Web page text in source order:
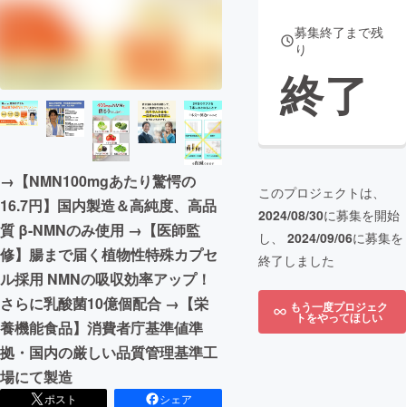
→︎【NMN100mgあたり驚愕の
16.7円】国内製造＆高純度、高品
質 β-NMNのみ使用 →【医師監
修】腸まで届く植物性特殊カプセ
ル採用 NMNの吸収効率アップ！
さらに乳酸菌10億個配合 →【栄
養機能食品】消費者庁基準値準
拠・国内の厳しい品質管理基準工
場にて製造
ポスト
シェア
募集終了まで残
り
終了
このプロジェクトは、
2024/08/30に募集を開始
し、 2024/09/06に募集を
終了しました
もう一度プロジェク
トをやってほしい